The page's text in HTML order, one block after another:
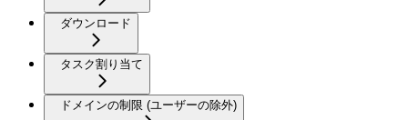
ダウンロード
タスク割り当て
ドメインの制限 (ユーザーの除外)